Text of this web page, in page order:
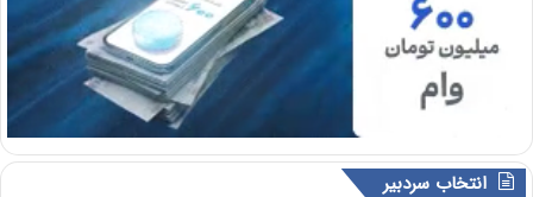
انتخاب سردبیر